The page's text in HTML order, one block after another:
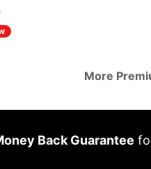
More
Back Guarantee